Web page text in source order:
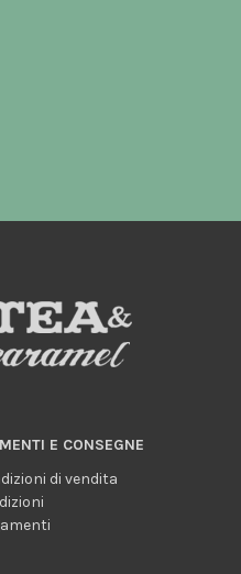
E CONSEGNE
di vendita